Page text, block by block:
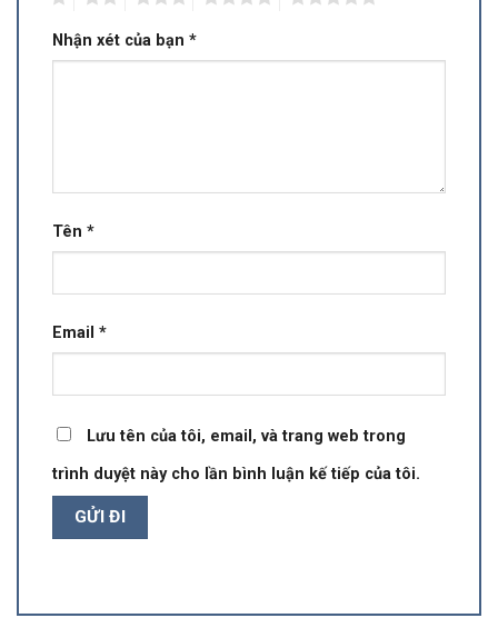
Nhận xét của bạn *
Tên *
Email *
Lưu tên của tôi, email, và trang web trong
trình duyệt này cho lần bình luận kế tiếp của tôi.